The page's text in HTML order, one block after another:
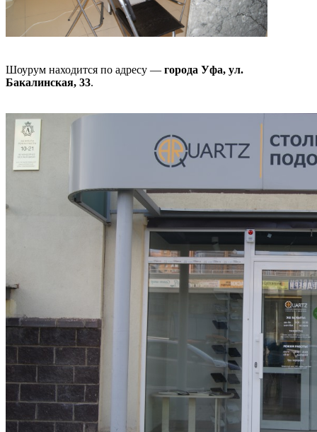
Шоурум находится по адресу — города Уфа, ул.
Бакалинская, 33.